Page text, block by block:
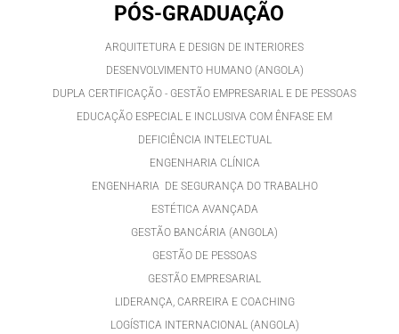
PÓS-GRADUAÇÃO
ARQUITETURA E DESIGN DE INTERIORES
DESENVOLVIMENTO HUMANO (ANGOLA)
DUPLA CERTIFICAÇÃO - GESTÃO EMPRESARIAL E DE PESSOAS
EDUCAÇÃO ESPECIAL E INCLUSIVA COM ÊNFASE EM
DEFICIÊNCIA INTELECTUAL
ENGENHARIA CLÍNICA
ENGENHARIA DE SEGURANÇA DO TRABALHO
ESTÉTICA AVANÇADA
GESTÃO BANCÁRIA (ANGOLA)
GESTÃO DE PESSOAS
GESTÃO EMPRESARIAL
LIDERANÇA, CARREIRA E COACHING
LOGÍSTICA INTERNACIONAL (ANGOLA)